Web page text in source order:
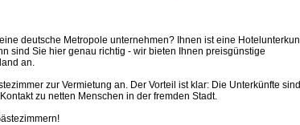
deutsche Metropole unternehmen? Ihnen ist eine
sind Sie hier genau richtig - wir bieten Ihnen preisgünstige
an.
zur Vermietung an. Der Vorteil ist klar: Die Unterkünfte sind
zu netten Menschen in der fremden Stadt.